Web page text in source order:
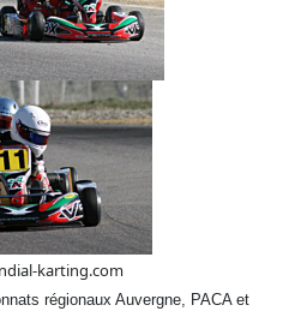
karting.com
régionaux Auvergne, PACA et